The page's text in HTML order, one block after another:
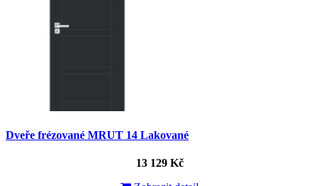
Dveře frézované MRUT 14 Lakované
13 129 Kč